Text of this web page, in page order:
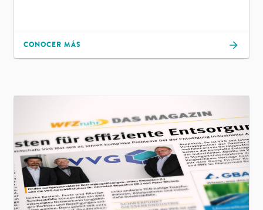
CONOCER MÁS